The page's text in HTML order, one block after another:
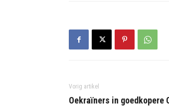
Vorig artikel
Oekraïners in goedkopere